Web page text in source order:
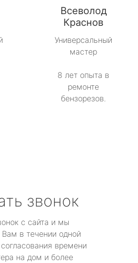
Всеволод
Краснов
Универсальный
мастер
8 лет опыта в
ремонте
бензорезов.
звонок
с сайта и мы
в течении одной
времени
на дом и более